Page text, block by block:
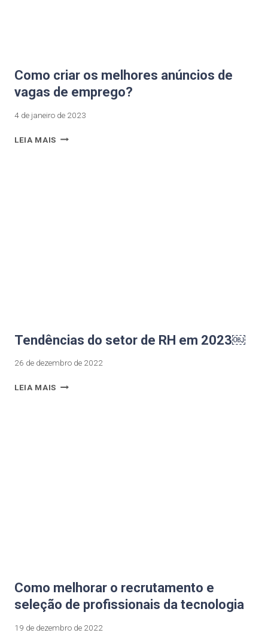
Como criar os melhores anúncios de
vagas de emprego?
4 de janeiro de 2023
LEIA MAIS
Tendências do setor de RH em 2023￼
26 de dezembro de 2022
LEIA MAIS
Como melhorar o recrutamento e
seleção de profissionais da tecnologia
19 de dezembro de 2022